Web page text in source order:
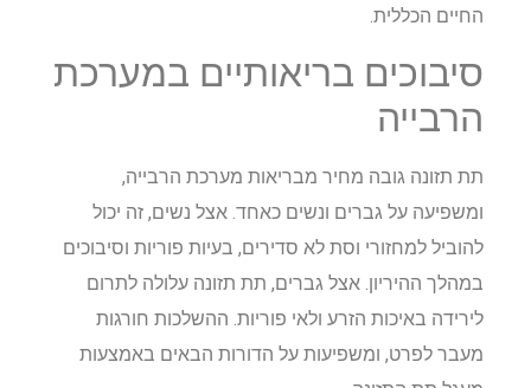
החיים הכללית.
סיבוכים בריאותיים במערכת
הרבייה
תת תזונה גובה מחיר מבריאות מערכת הרבייה,
ומשפיעה על גברים ונשים כאחד. אצל נשים, זה יכול
להוביל למחזורי וסת לא סדירים, בעיות פוריות וסיבוכים
במהלך ההיריון. אצל גברים, תת תזונה עלולה לתרום
לירידה באיכות הזרע ולאי פוריות. ההשלכות חורגות
מעבר לפרט, ומשפיעות על הדורות הבאים באמצעות